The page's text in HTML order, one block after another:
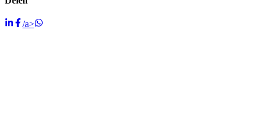
/a>